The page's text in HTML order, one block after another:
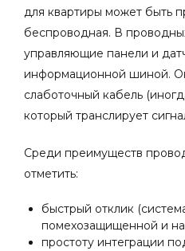
для квартиры может быть
беспроводная. В
управляющие панели и
информационной шиной.
слаботочный кабель
который транслирует
Среди преимуществ
отметить:
быстрый отклик
помехозащищенной и
простоту интеграции